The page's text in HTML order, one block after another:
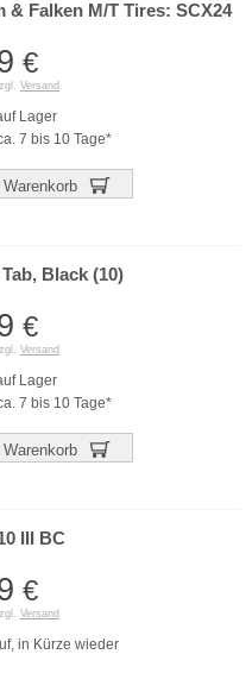
& Falken M/T Tires: SCX24
€
Versand
Lager
7 bis 10 Tage*
Black (10)
€
Versand
Lager
7 bis 10 Tage*
III BC
€
Versand
in Kürze wieder